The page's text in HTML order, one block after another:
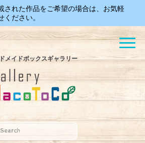
された作品をご希望の場合は、お気軽
ください。
メイドボックスギャラリー